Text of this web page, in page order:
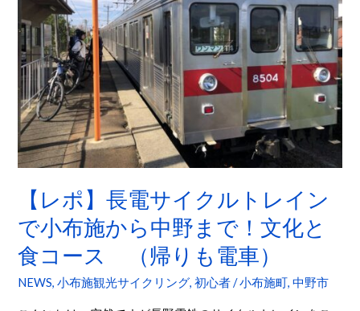
ス）
【レポ】長電サイクルトレイン
で小布施から中野まで！文化と
食コース （帰りも電車）
NEWS,小布施観光サイクリング,初心者/小布施町,中野市
サ
イ
ク
ル
ト
レ
イ
布
施
か